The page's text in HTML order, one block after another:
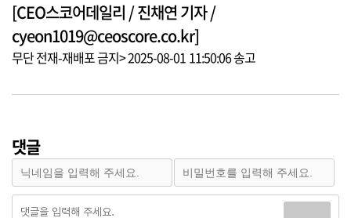
[CEO스코어데일리 / 진채연 기자 /
cyeon1019@ceoscore.co.kr]
무단 전재-재배포 금지> 2025-08-01 11:50:06 송고
댓글